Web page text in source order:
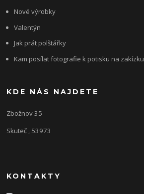
Nové výrobky
Valentýn
Jak prát polštářky
Kam posílat fotografie k potisku na zakízku
KDE NÁS NAJDETE
Zbožnov 35
Skuteč , 53973
KONTAKTY